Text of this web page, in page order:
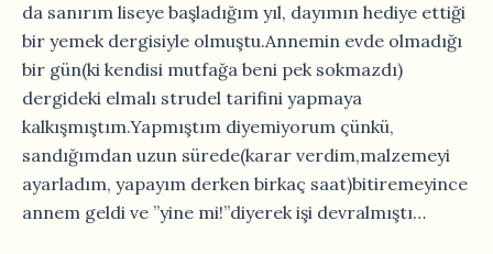
da sanırım liseye başladığım yıl, dayımın hediye ettiği
bir yemek dergisiyle olmuştu.Annemin evde olmadığı
bir gün(ki kendisi mutfağa beni pek sokmazdı)
dergideki elmalı strudel tarifini yapmaya
kalkışmıştım.Yapmıştım diyemiyorum çünkü,
sandığımdan uzun sürede(karar verdim,malzemeyi
ayarladım, yapayım derken birkaç saat)bitiremeyince
annem geldi ve ”yine mi!”diyerek işi devralmıştı…